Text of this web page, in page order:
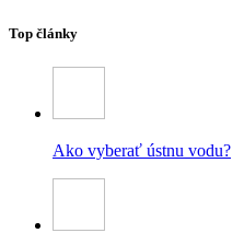
Top články
Ako vyberať ústnu vodu?